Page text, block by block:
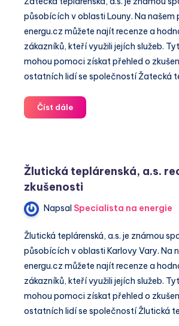
působících v oblasti Louny. Na našem
energu.cz můžete najít recenze a
zákazníků, kteří využili jejích služeb.
mohou pomoci získat přehled o
ostatních lidí se společností Žatecká
Číst dáleŽatecká
teplárenská,
zkušenosti
Žlutická teplárenská, a.s.
zkušenosti
Napsal Specialista na energie
Žlutická teplárenská, a.s. je známou
působících v oblasti Karlovy Vary. Na
energu.cz můžete najít recenze a
zákazníků, kteří využili jejích služeb.
mohou pomoci získat přehled o
ostatních lidí se společností Žlutická